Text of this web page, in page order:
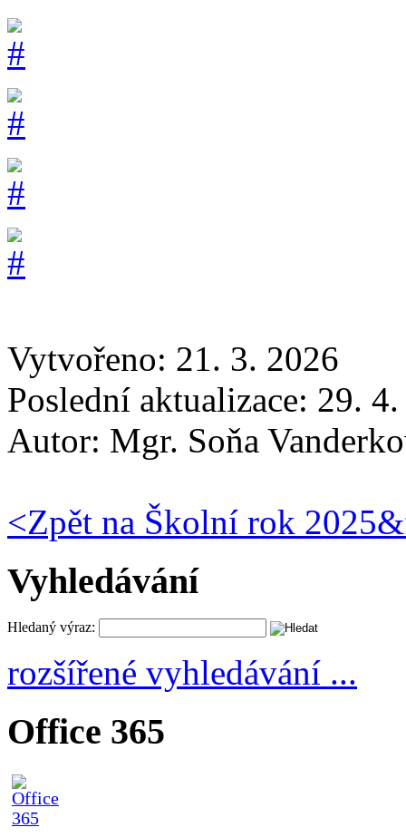
Vytvořeno: 21. 3. 2026
Poslední aktualizace: 29.
Autor: Mgr. Soňa
<Zpět na Školní rok
Vyhledávání
Hledaný výraz:
rozšířené vyhledávání ...
Office 365